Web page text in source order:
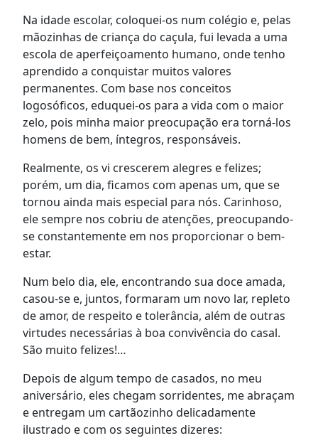
Na idade escolar, coloquei-os num colégio e, pelas
mãozinhas de criança do caçula, fui levada a uma
escola de aperfeiçoamento humano, onde tenho
aprendido a conquistar muitos valores
permanentes. Com base nos conceitos
logosóficos, eduquei-os para a vida com o maior
zelo, pois minha maior preocupação era torná-los
homens de bem, íntegros, responsáveis.
Realmente, os vi crescerem alegres e felizes;
porém, um dia, ficamos com apenas um, que se
tornou ainda mais especial para nós. Carinhoso,
ele sempre nos cobriu de atenções, preocupando-
se constantemente em nos proporcionar o bem-
estar.
Num belo dia, ele, encontrando sua doce amada,
casou-se e, juntos, formaram um novo lar, repleto
de amor, de respeito e tolerância, além de outras
virtudes necessárias à boa convivência do casal.
São muito felizes!…
Depois de algum tempo de casados, no meu
aniversário, eles chegam sorridentes, me abraçam
e entregam um cartãozinho delicadamente
ilustrado e com os seguintes dizeres: